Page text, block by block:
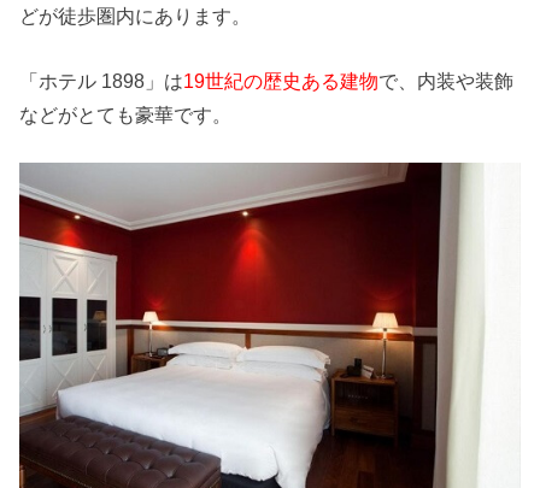
どが徒歩圏内にあります。
「ホテル 1898」は19世紀の歴史ある建物で、内装や装飾
などがとても豪華です。